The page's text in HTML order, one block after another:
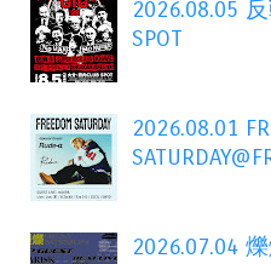
2026.08.05
SPOT
2026.08.01
2026.07.04